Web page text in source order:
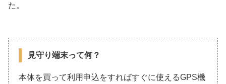
た。
見守り端末って何？
本体を買って利用申込をすればすぐに使えるGPS機